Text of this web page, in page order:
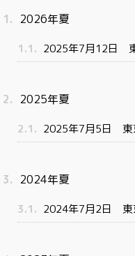
1. 2026年夏
1.1. 2025年7月12日
2. 2025年夏
2.1. 2025年7月5日 東
3. 2024年夏
3.1. 2024年7月2日 東